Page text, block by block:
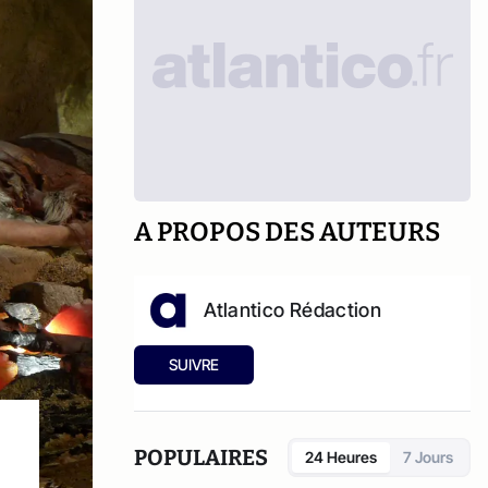
A PROPOS DES AUTEURS
Atlantico Rédaction
SUIVRE
POPULAIRES 24 Heures 7 Jours